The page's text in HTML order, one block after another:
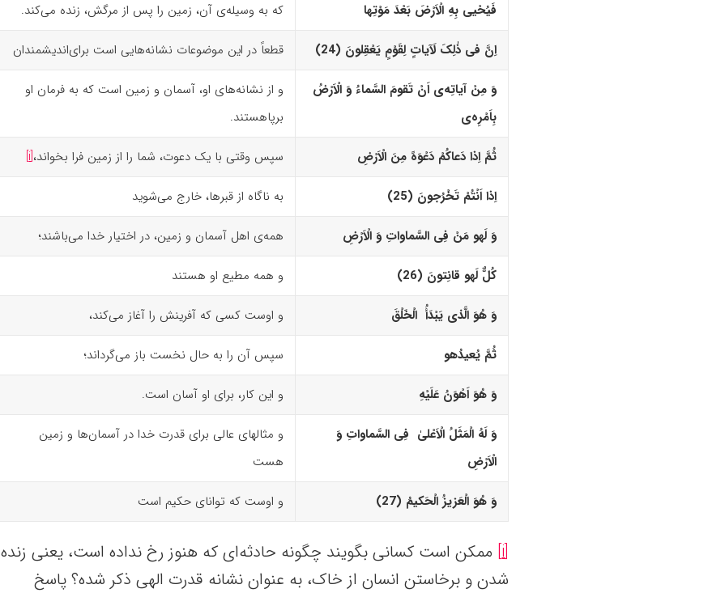
فَیُحْیى بِهِ الْاَرْضَ بَعْدَ مَوْتِها که به وسیله‌ی آن، زمین را پس از مرگش، زنده می‌کند.
اِنَّ فى ذٰلِکَ لَآیاتٍ لِقَوْمٍ یَعْقِلونَ (24)‏ قطعاً در این موضوعات نشانه‌هایی است برای‌اندیشمندان
وَ مِنْ آیاتِه‌ى اَنْ تَقومَ السَّماءُ وَ الْاَرْضُ
بِاَمْرِه‌ى
و از نشانه‌های او، آسمان و زمین است که به فرمان او
برپاهستند.
ثُمَّ اِذا دَعاکُمْ دَعْوَهً مِنَ الْاَرْضِ سپس وقتی با یک دعوت، شما را از زمین فرا بخواند،[i]
اِذا اَنْتُمْ تَخْرُجونَ (25)‏ به ناگاه از قبرها، خارج می‌شوید
وَ لَهومَنْ فِى السَّماواتِ وَ الْاَرْضِ همه‌ی اهل آسمان‌ و زمین، در اختیار خدا می‌باشند؛
کُلٌّ لَهوقانِتونَ (26)‏ و همه مطیع او هستند
وَ هُوَ الَّذى یَبْدَأُ الْخَلْقَ و اوست کسی که آفرینش را آغاز می‌کند،
ثُمَّ یُعیدُهو سپس آن را به حال نخست باز می‌گرداند؛
وَ هُوَ اَهْوَنُ عَلَیْهِ و این کار، برای او آسان‌ است.
وَ لَهُ الْمَثَلُ الْاَعْلیٰ فِى السَّماواتِ وَ
الْاَرْضِ
و مثالهای عالی برای قدرت خدا در آسمان‌ها و زمین
هست
وَ هُوَ الْعَزیزُ الْحَکیمُ (27)‏ و اوست که توانای حکیم است
[i] ممکن است کسانی بگویند چگونه حادثه‌ای که هنوز رخ نداده است، یعنی زنده
شدن و برخاستن انسان از خاک، به عنوان نشانه قدرت الهی ذکر شده؟ پاسخ